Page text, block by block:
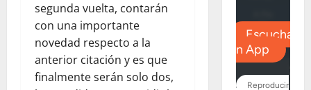
segunda vuelta, contarán
con una importante
novedad respecto a la
anterior citación y es que
finalmente serán solo dos,